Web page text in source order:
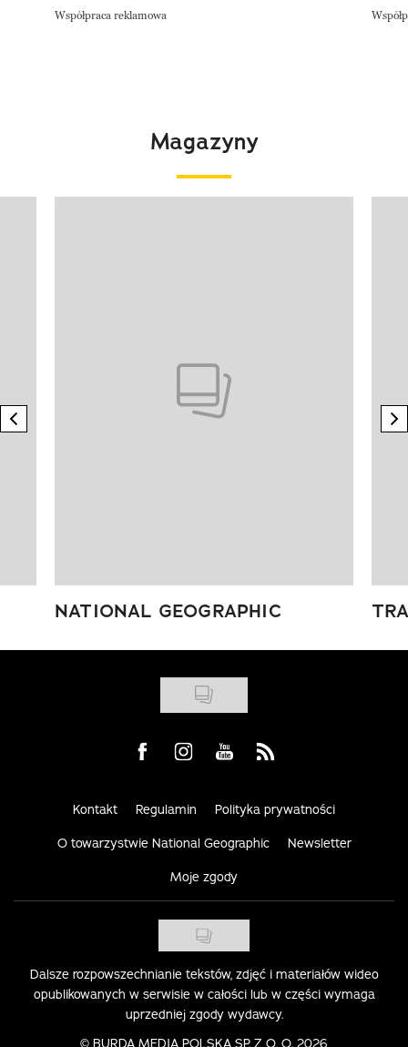
Współpraca reklamowa
Magazyny
previous element
NATIONAL GEOGRAPHIC
Visit us on Facebook
Visit us on Instagram
Visit us on Youtube
Visit us on Rss
Kontakt Regulamin Polityka prywatności
O towarzystwie National Geographic Newsletter
Moje zgody
Dalsze rozpowszechnianie tekstów, zdjęć i materiałów wideo
opublikowanych w serwisie w całości lub w części wymaga
uprzedniej zgody wydawcy.
© BURDA MEDIA POLSKA SP. Z O. O. 2026